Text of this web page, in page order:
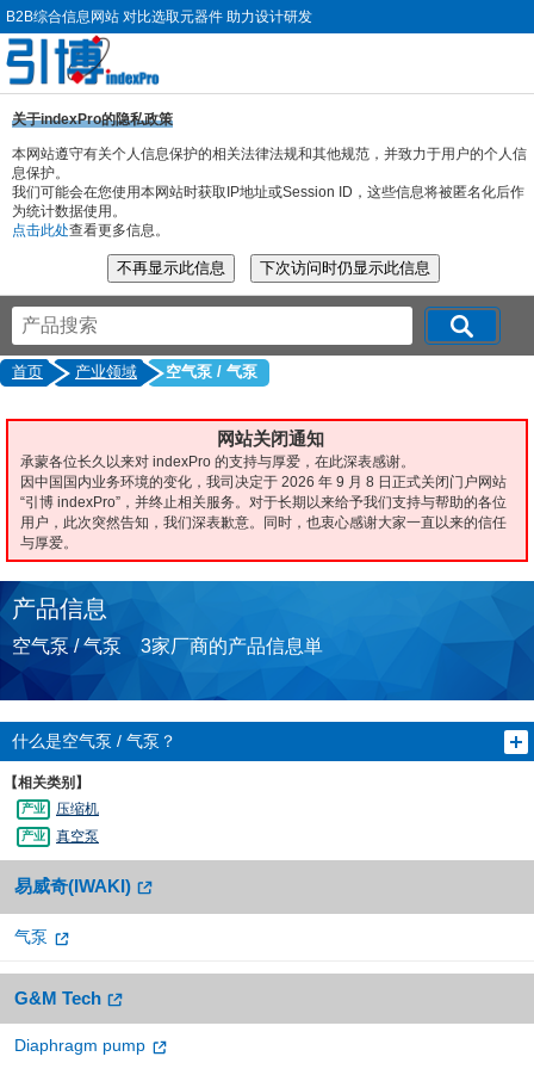
B2B综合信息网站 对比选取元器件 助力设计研发
关于indexPro的隐私政策
本网站遵守有关个人信息保护的相关法律法规和其他规范，并致力于用户的个人信
息保护。
我们可能会在您使用本网站时获取IP地址或Session ID，这些信息将被匿名化后作
为统计数据使用。
点击此处查看更多信息。
首页 产业领域 空气泵 / 气泵
网站关闭通知
承蒙各位长久以来对 indexPro 的支持与厚爱，在此深表感谢。
因中国国内业务环境的变化，我司决定于 2026 年 9 月 8 日正式关闭门户网站
“引博 indexPro”，并终止相关服务。对于长期以来给予我们支持与帮助的各位
用户，此次突然告知，我们深表歉意。同时，也衷心感谢大家一直以来的信任
与厚爱。
产品信息
空气泵 / 气泵 3家厂商的产品信息単
什么是空气泵 / 气泵？
【相关类别】
压缩机
真空泵
易威奇(IWAKI)
气泵
G&M Tech
Diaphragm pump